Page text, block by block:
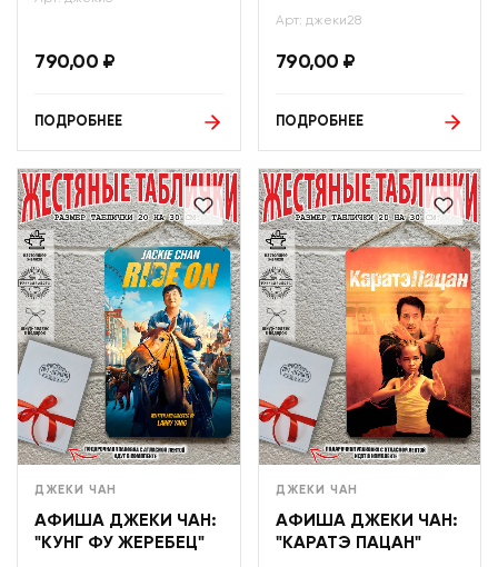
790,00 ₽
ПОДРОБНЕЕ
Арт: джеки28
790,00 ₽
ПОДРОБНЕЕ
ДЖЕКИ ЧАН
АФИША ДЖЕКИ ЧАН:
"КУНГ ФУ ЖЕРЕБЕЦ"
ДЖЕКИ ЧАН
АФИША ДЖЕКИ ЧАН:
"КАРАТЭ ПАЦАН"